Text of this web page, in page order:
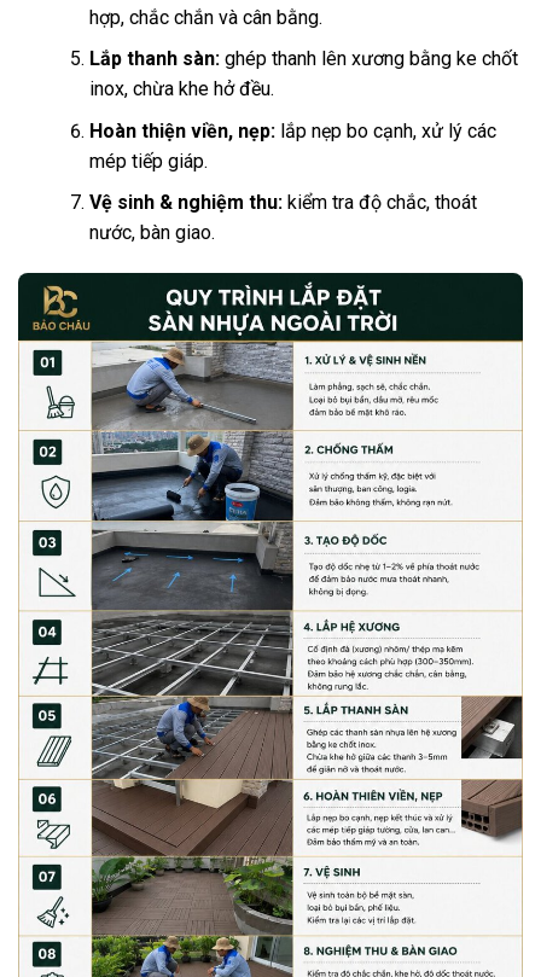
hợp, chắc chắn và cân bằng.
Lắp thanh sàn:ghép thanh lên xương bằng ke chốt
inox, chừa khe hở đều.
Hoàn thiện viền, nẹp:lắp nẹp bo cạnh, xử lý các
mép tiếp giáp.
Vệ sinh & nghiệm thu:kiểm tra độ chắc, thoát
nước, bàn giao.